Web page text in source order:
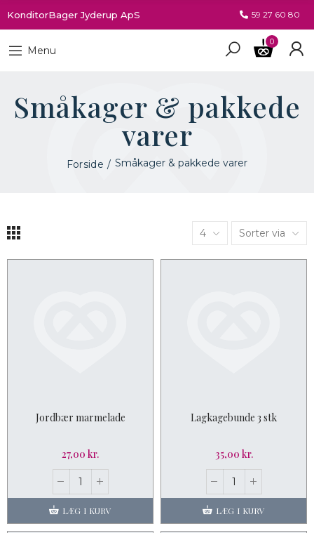
KonditorBager Jyderup ApS 59 27 60 80
Menu
0
Småkager & pakkede
varer
Forside Småkager & pakkede varer
4 Sorter via
Jordbær marmelade
27,00 kr.
LÆG I KURV
Lagkagebunde 3 stk
35,00 kr.
LÆG I KURV